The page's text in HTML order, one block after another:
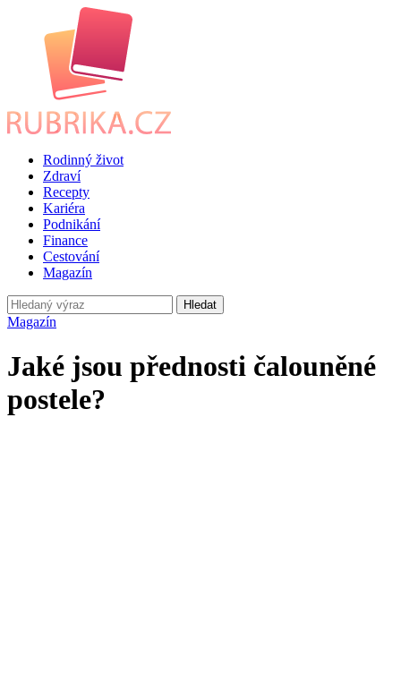
Rodinný život
Zdraví
Recepty
Kariéra
Podnikání
Finance
Cestování
Magazín
Hledat
Magazín
Jaké jsou přednosti čalouněné
postele?